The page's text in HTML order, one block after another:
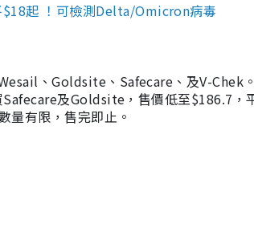
$18起 ！可檢測Delta/Omicron病毒
、Goldsite、Safecare、及V-Chek
及Goldsite，售價低至$186.7，
量有限，售完即止。